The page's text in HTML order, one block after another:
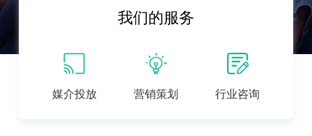
我们的服务
媒介投放 营销策划 行业咨询